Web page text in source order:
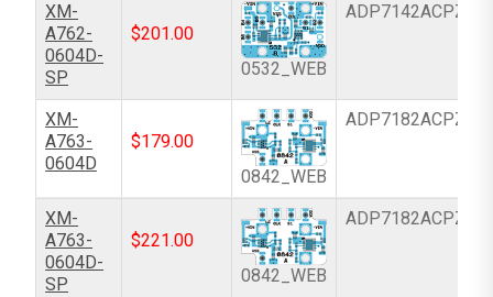
XM-
A762-
0604D-
SP
$201.00
0532_WEB
ADP7142ACPZN-
XM-
A763-
0604D
$179.00
0842_WEB
ADP7182ACPZ-R7
XM-
A763-
0604D-
SP
$221.00
0842_WEB
ADP7182ACPZ-R7